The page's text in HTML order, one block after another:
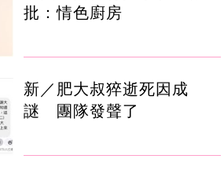
批：情色廚房
新／肥大叔猝逝死因成
謎 團隊發聲了